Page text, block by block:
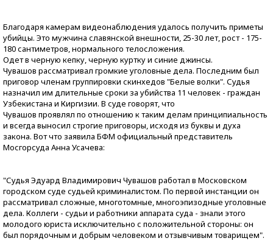
Благодаря камерам видеонаблюдения удалось получить приметы
убийцы. Это мужчина славянской внешности, 25-30 лет, рост - 175-
180 сантиметров, нормального телосложения.
Одет в черную кепку, черную куртку и синие джинсы.
Чувашов рассматривал громкие уголовные дела. Последним был
приговор членам группировки скинхедов "Белые волки". Судья
назначил им длительные сроки за убийства 11 человек - граждан
Узбекистана и Киргизии. В суде говорят, что
Чувашов проявлял по отношению к таким делам принципиальность
и всегда выносил строгие приговоры, исходя из буквы и духа
закона. Вот что заявила БФМ официальный представитель
Мосгорсуда Анна Усачева:
"Судья Эдуард Владимирович Чувашов работал в Московском
городском суде судьей криминалистом. По первой инстанции он
рассматривал сложные, многотомные, многоэпизодные уголовные
дела. Коллеги - судьи и работники аппарата суда - знали этого
молодого юриста исключительно с положительной стороны: он
был порядочным и добрым человеком и отзывчивым товарищем".